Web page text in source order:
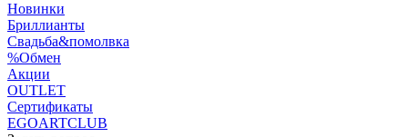
Новинки
Бриллианты
Свадьба&помолвка
%Обмен
Акции
OUTLET
Сертификаты
EGOARTCLUB